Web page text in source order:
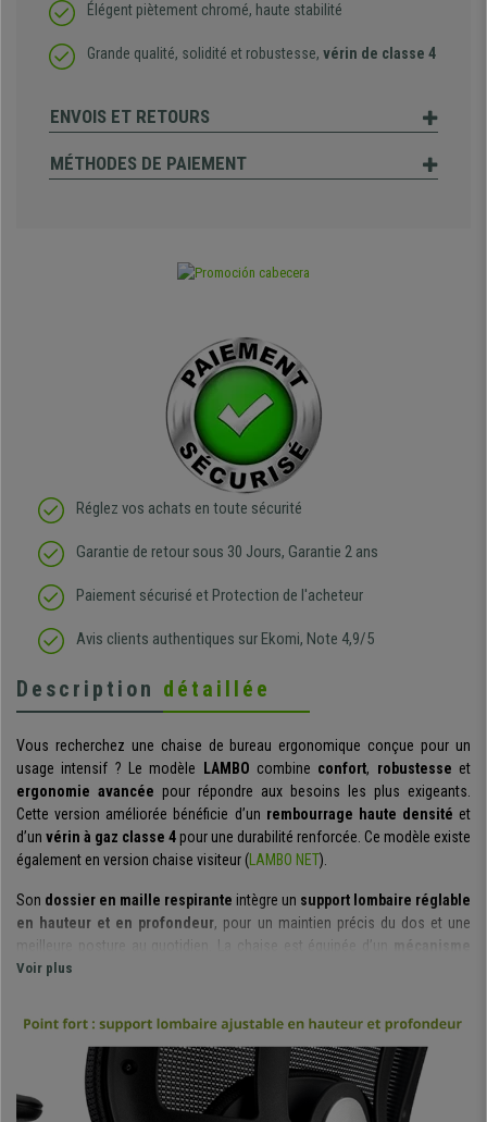
Élégent piètement chromé, haute stabilité
Grande qualité, solidité et robustesse, vérin de classe 4
ENVOIS ET RETOURS
MÉTHODES DE PAIEMENT
Réglez vos achats en toute sécurité
Garantie de retour sous 30 Jours, Garantie 2 ans
Paiement sécurisé et Protection de l'acheteur
Avis clients authentiques sur Ekomi, Note 4,9/5
Description détaillée
Vous recherchez une chaise de bureau ergonomique conçue pour un
usage intensif ? Le modèle
LAMBO combine confort, robustesse et
ergonomie avancée pour répondre aux besoins les plus exigeants.
Cette version améliorée bénéficie d’un rembourrage haute densité et
d’un vérin à gaz classe 4pour une durabilité renforcée. Ce modèle existe
également en version chaise visiteur (LAMBO NET).
Son dossier en maille respirante intègre un support lombaire réglable
en hauteur et en profondeur, pour un maintien précis du dos et une
meilleure posture au quotidien. La chaise est équipée d’un
mécanisme
d’inclinaison
L’ assise ergonomiqueen maille respirante possède un rembourrage
35 kg/m³
ainsi que des bords arrondis pour réduire la pression
au niveau des jambes et améliorer le confort sur de longues sessions de
travail. Les
accoudoirs réglables en hauteur sur 6 positions
Voir plus